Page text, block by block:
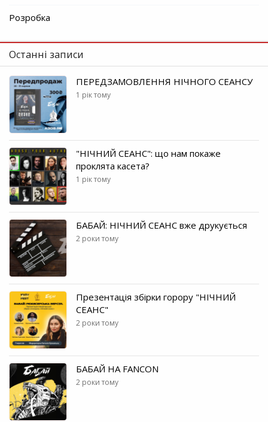
Розробка
Останні записи
ПЕРЕДЗАМОВЛЕННЯ НІЧНОГО СЕАНСУ
1 рік тому
"НІЧНИЙ СЕАНС": що нам покаже
проклята касета?
1 рік тому
БАБАЙ: НІЧНИЙ СЕАНС вже друкується
2 роки тому
Презентація збірки горору "НІЧНИЙ
СЕАНС"
2 роки тому
БАБАЙ НА FANCON
2 роки тому